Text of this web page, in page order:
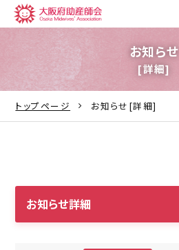
お知らせ
[詳細]
トップページ お知らせ[詳細]
お知らせ詳細